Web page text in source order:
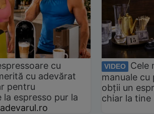
cu
cu adevărat
pentru
espresso pur la
adevarul.ro
VIDEO
Cele
manuale
obții un
chiar la tine